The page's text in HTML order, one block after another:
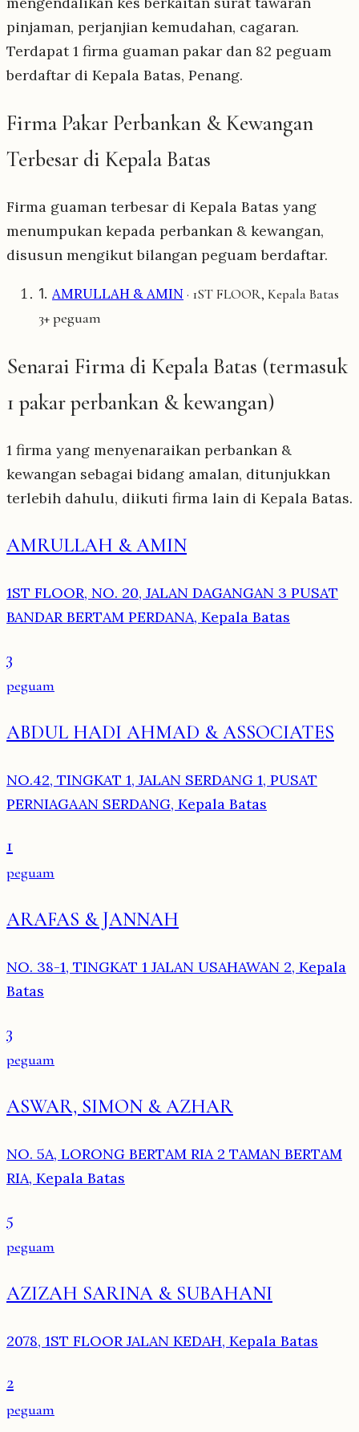
pinjaman, perjanjian kemudahan, cagaran.
Terdapat 1 firma guaman pakar dan 82 peguam
berdaftar di Kepala Batas, Penang.
Firma Pakar Perbankan & Kewangan
Terbesar di Kepala Batas
Firma guaman terbesar di Kepala Batas yang
menumpukan kepada perbankan & kewangan,
disusun mengikut bilangan peguam berdaftar.
1. AMRULLAH & AMIN · 1ST FLOOR, Kepala Batas
3+ peguam
Senarai Firma di Kepala Batas (termasuk
1 pakar perbankan & kewangan)
1 firma yang menyenaraikan perbankan &
kewangan sebagai bidang amalan, ditunjukkan
terlebih dahulu, diikuti firma lain di Kepala Batas.
AMRULLAH & AMIN
1ST FLOOR, NO. 20, JALAN DAGANGAN 3 PUSAT
BANDAR BERTAM PERDANA, Kepala Batas
3
peguam
ABDUL HADI AHMAD & ASSOCIATES
NO.42, TINGKAT 1, JALAN SERDANG 1, PUSAT
PERNIAGAAN SERDANG, Kepala Batas
1
peguam
ARAFAS & JANNAH
NO. 38-1, TINGKAT 1 JALAN USAHAWAN 2, Kepala
Batas
3
peguam
ASWAR, SIMON & AZHAR
NO. 5A, LORONG BERTAM RIA 2 TAMAN BERTAM
RIA, Kepala Batas
5
peguam
AZIZAH SARINA & SUBAHANI
2078, 1ST FLOOR JALAN KEDAH, Kepala Batas
2
peguam